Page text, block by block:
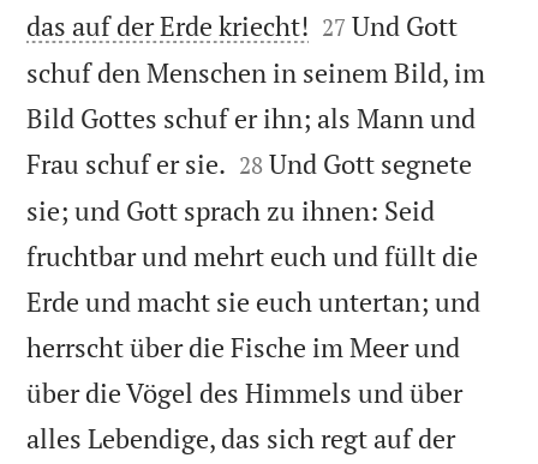
das auf der Erde kriecht! 

27 Und Gott
schuf den Menschen in seinem Bild, im
Bild Gottes schuf er ihn; als Mann und
Frau schuf er sie. 

28 Und Gott segnete
sie; und Gott sprach zu ihnen: Seid
fruchtbar und mehrt euch und füllt die
Erde und macht sie euch untertan; und
herrscht über die Fische im Meer und
über die Vögel des Himmels und über
alles Lebendige, das sich regt auf der